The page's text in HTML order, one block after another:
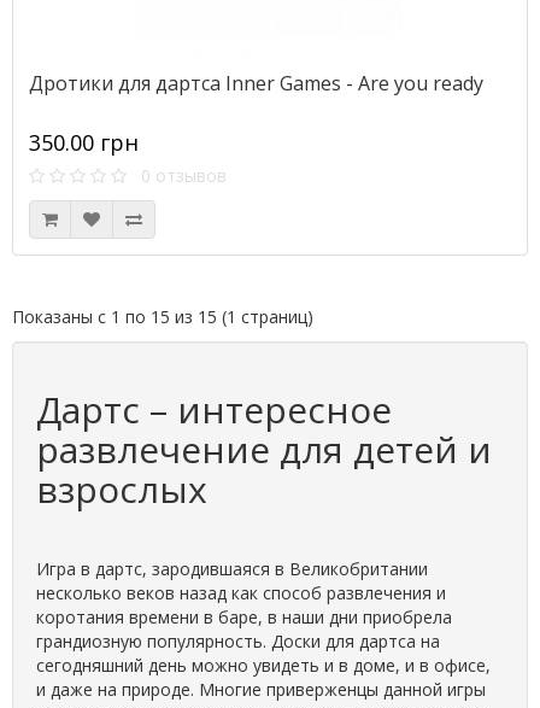
Дротики для дартса Inner Games - Are you ready
350.00 грн
0 отзывов
Показаны с 1 по 15 из 15 (1 страниц)
Дартс – интересное
развлечение для детей и
взрослых
Игра в дартс, зародившаяся в Великобритании
несколько веков назад как способ развлечения и
коротания времени в баре, в наши дни приобрела
грандиозную популярность. Доски для дартса на
сегодняшний день можно увидеть и в доме, и в офисе,
и даже на природе. Многие приверженцы данной игры